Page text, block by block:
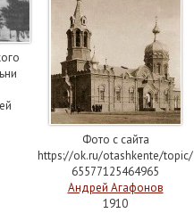
Фото с сайта
https://ok.ru/otashkente/topic/
65577125464965
Андрей Агафонов
1910